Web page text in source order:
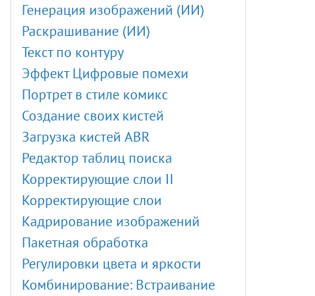
Генерация изображений (ИИ)
Раскрашивание (ИИ)
Текст по контуру
Эффект Цифровые помехи
Портрет в стиле комикс
Создание своих кистей
Загрузка кистей ABR
Редактор таблиц поиска
Корректирующие слои II
Корректирующие слои
Кадрирование изображений
Пакетная обработка
Регулировки цвета и яркости
Комбинирование: Встраивание